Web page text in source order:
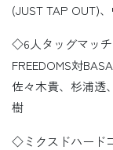
(JUST TAP OUT)
◇6人タッグマッチ
FREEDOMS対
佐々木貴、杉浦透
樹
◇ミクスドハード